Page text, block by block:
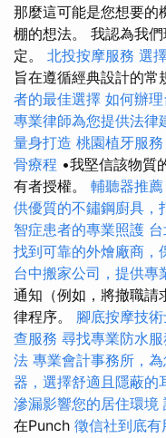
那麼這可能是您想要的
棚的想法。 我認為我
定。 北投按摩服務 選
旨在遵循經典設計的常
者的最佳選擇 如何辦
專業律師為您提供法律
量身打造 桃園植牙服
骨療程 •我堅信該物質
有者授權。 輔聽器推
供優質的不鏽鋼廚具，
智症患者的專業照護
找到可靠的外燴廠商，
台中搬家公司，提供專
通知（例如，將撤職請
律程序。 腳底按摩技
查服務 尋找專業防水
法 專業會計事務所，
器，選擇舒適且隱蔽的
滲漏影響您的居住環境
在Punch 徵信社到底有